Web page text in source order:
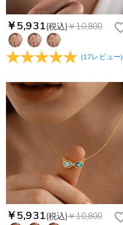
￥5,931(税込)￥10,800
(17レビュー)
￥5,931(税込)￥10,800